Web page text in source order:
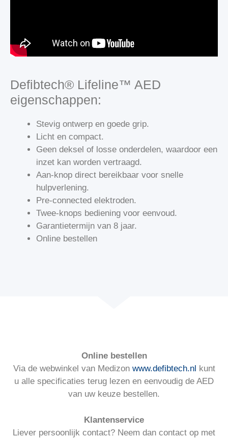
Defibtech® Lifeline™ AED
eigenschappen:
Stevig ontwerp en goede grip.
Licht en compact.
Geen deksel of losse onderdelen, waardoor een
inzet kan worden vertraagd.
Aan-knop direct bereikbaar voor snelle
hulpverlening.
Pre-connected elektroden.
Twee-knops bediening voor eenvoud.
Garantietermijn van 8 jaar.
Online bestellen
Online bestellen
Via de webwinkel van Medizon www.defibtech.nl kunt
u alle specificaties terug lezen en eenvoudig de AED
van uw keuze bestellen.
Klantenservice
Liever persoonlijk contact? Neem dan contact op met